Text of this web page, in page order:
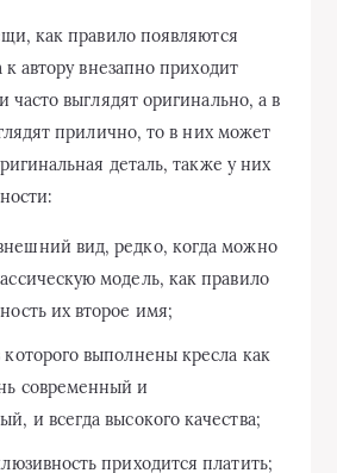
как правило появляются
автору внезапно приходит
часто выглядят оригинально, а в
прилично, то в них может
деталь, также у них
вид, редко, когда можно
модель, как правило
их второе имя;
которого выполнены кресла как
современный и
и всегда высокого качества;
приходится платить;